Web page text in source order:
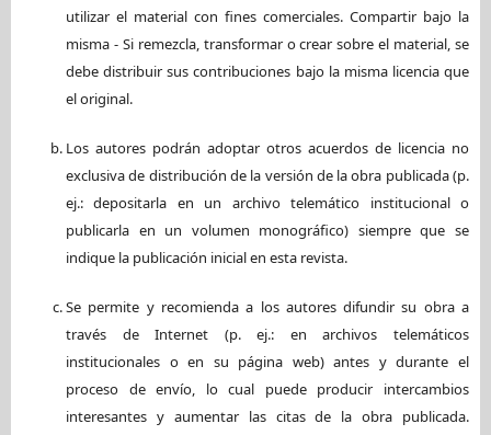
utilizar el material con fines comerciales. Compartir bajo la
misma - Si remezcla, transformar o crear sobre el material, se
debe distribuir sus contribuciones bajo la misma licencia que
el original.
Los autores podrán adoptar otros acuerdos de licencia no
exclusiva de distribución de la versión de la obra publicada (p.
ej.: depositarla en un archivo telemático institucional o
publicarla en un volumen monográfico) siempre que se
indique la publicación inicial en esta revista.
Se permite y recomienda a los autores difundir su obra a
través de Internet (p. ej.: en archivos telemáticos
institucionales o en su página web) antes y durante el
proceso de envío, lo cual puede producir intercambios
interesantes y aumentar las citas de la obra publicada.